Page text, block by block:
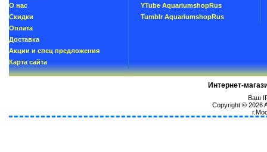
О нас
Скидки
Oплатa
Доставка
Акции и спец предложения
Карта сайта
YTube AquariumshopRus
Tumblr AquariumshopRus
Интернет-
Ваш
Copyright © 2026